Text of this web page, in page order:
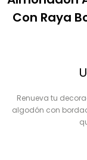
Con Raya
Renueva tu
algodón con
Mensaje